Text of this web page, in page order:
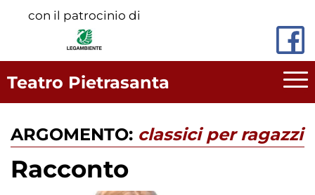
con il patrocinio di
Teatro Pietrasanta
ARGOMENTO: classici per ragazzi
Racconto